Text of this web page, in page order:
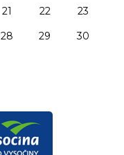
21 22
23
28 29
30